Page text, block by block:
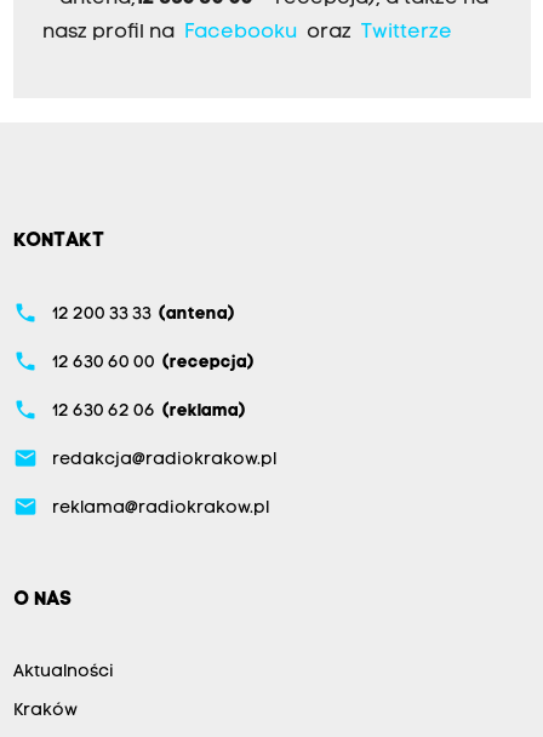
nasz profil na Facebookuoraz Twitterze
KONTAKT
phone 12 200 33 33 (antena)
phone 12 630 60 00 (recepcja)
phone 12 630 62 06 (reklama)
email redakcja@radiokrakow.pl
email reklama@radiokrakow.pl
O NAS
Aktualności
Kraków